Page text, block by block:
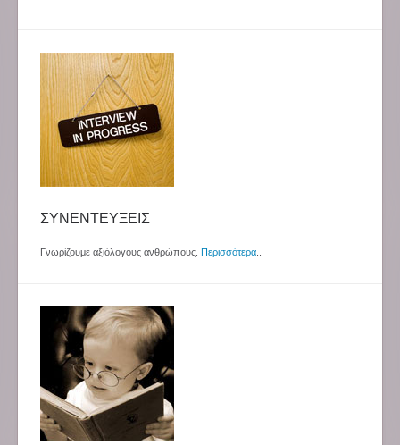
ΣΥΝΕΝΤΕΥΞΕΙΣ
Γνωρίζουμε αξιόλογους ανθρώπους. Περισσότερα